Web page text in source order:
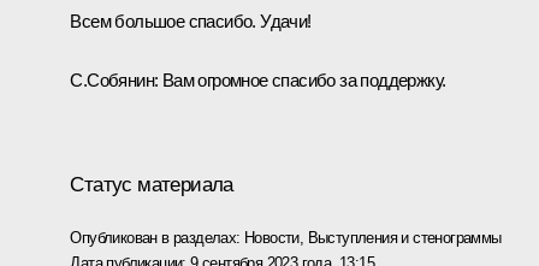
Всем большое спасибо. Удачи!
С.Собянин: Вам огромное спасибо за поддержку.
Статус материала
Опубликован в разделах: Новости, Выступления и стенограммы